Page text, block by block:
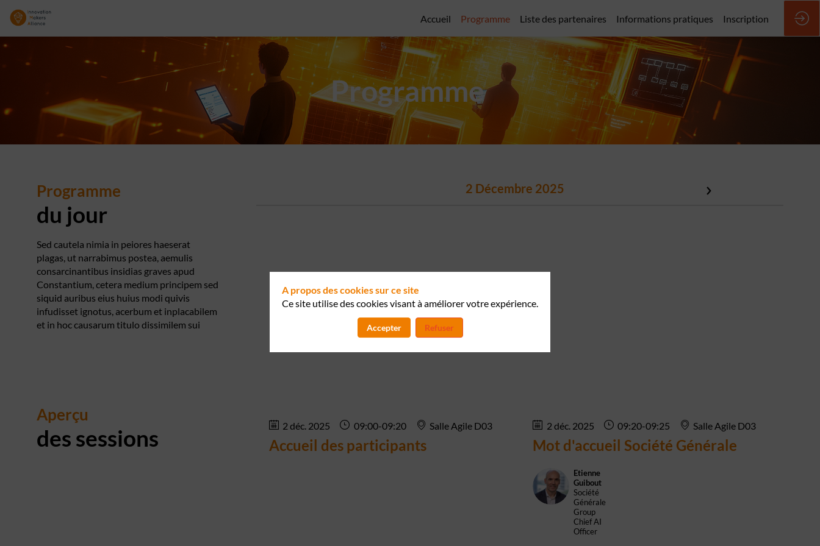
Accueil Programme Liste des partenaires Informations pratiques Inscription
Programme
Programme
du jour
Sed cautela nimia in peiores haeserat
plagas, ut narrabimus postea, aemulis
consarcinantibus insidias graves apud
Constantium, cetera medium principem sed
siquid auribus eius huius modi quivis
infudisset ignotus, acerbum et inplacabilem
et in hoc causarum titulo dissimilem sui
2 Décembre 2025
Aperçu
des sessions 2 déc. 2025 09:00-09:20 Salle Agile D03
Accueil des participants
2 déc. 2025 09:20-09:25 Salle Agile D03
Mot d'accueil Société Générale
EG
Etienne
Guibout
Société
Générale
Group
Chief AI
Officer
A propos des cookies sur ce site
Ce site utilise des cookies visant à améliorer votre expérience.
Accepter Refuser